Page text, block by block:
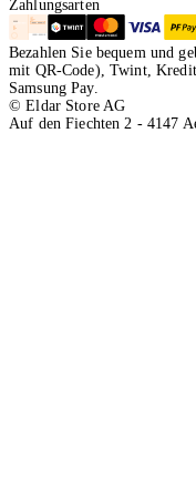
Zahlungsarten
Bezahlen Sie bequem und
mit QR-Code), Twint,
Samsung Pay.
© Eldar Store AG
Auf den Fiechten 2 - 4147